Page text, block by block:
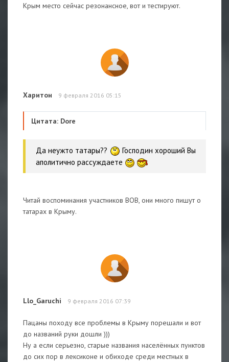
Крым место сейчас резонансное, вот и тестируют.
Харитон 9 февраля 2016 05:15
Цитата: Dore
Да неужто татары??
Господин хороший Вы
аполитично рассуждаете
Читай воспоминания участников ВОВ, они много пишут о
татарах в Крыму.
Llo_Garuchi 9 февраля 2016 07:39
Пацаны походу все проблемы в Крыму порешали и вот
до названий руки дошли )))
Ну а если серьезно, старые названия населённых пунктов
до сих пор в лексиконе и обиходе среди местных в